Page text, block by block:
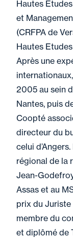
Hautes
et
(CRFPA de
Hautes
Après une
2005 au sein
Nantes, puis
Coopté
directeur du
celui
régional de la
Jean-
Assas et au
prix du Juriste
membre du
et diplômé de